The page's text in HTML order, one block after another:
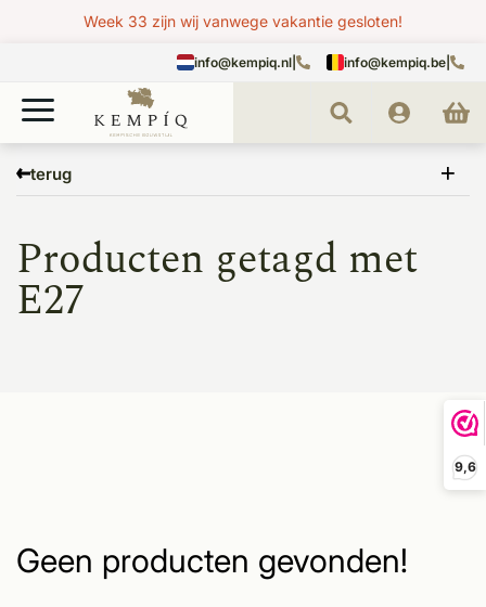
9,6
Week 33 zijn wij vanwege vakantie gesloten!
info@kempiq.nl info@kempiq.be
terug
E27
Producten getagd met
E27
Geen producten gevonden!